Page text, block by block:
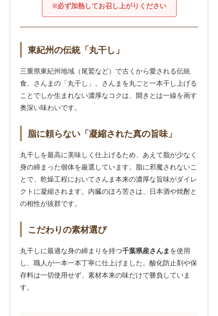
※必ず加熱してお召し上がりください
東紀州の伝統「丸干し」
三重県東紀州地域（尾鷲など）で古くから愛される伝統
食、さんまの「丸干し」。さんまを丸ごと一本干し上げる
ことでしか生まれない濃厚なコクは、開きとは一線を画す
奥深い味わいです。
脂に頼らない「凝縮された真の旨味」
丸干しを最高に美味しく仕上げるため、あえて脂が少なく
身の締まった個体を厳選しています。脂に邪魔されないこ
とで、乾燥工程においてさんま本来の濃厚な旨味がダイレ
クトに凝縮されます。内臓のほろ苦さは、日本酒や焼酎と
の相性が抜群です。
こだわりの素材選び
丸干しに最適な身の締まりを持つ千葉県産さんまを使用
し、職人が一本一本丁寧に仕上げました。酸化防止剤や保
存料は一切使用せず、素材本来の味だけで勝負していま
す。